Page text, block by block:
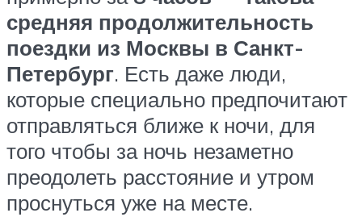
средняя продолжительность
поездки из Москвы в Санкт-
Петербург. Есть даже люди,
которые специально предпочитают
отправляться ближе к ночи, для
того чтобы за ночь незаметно
преодолеть расстояние и утром
проснуться уже на месте.